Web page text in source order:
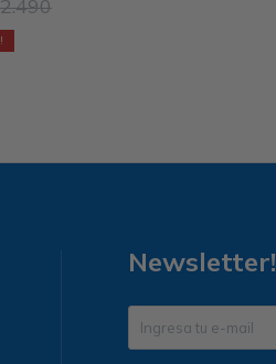
2.490
Newsletter!